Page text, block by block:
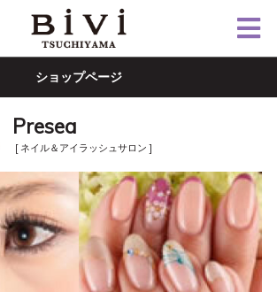
ショップページ
Presea
[ ネイル＆アイラッシュサロン ]